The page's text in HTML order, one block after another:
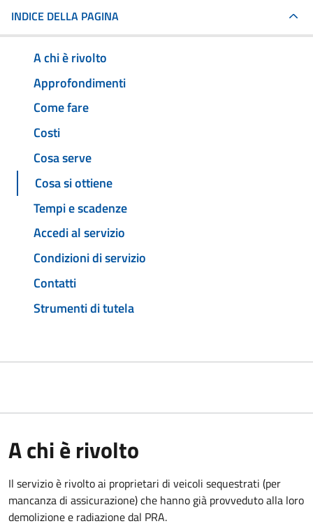
INDICE DELLA PAGINA
A chi è rivolto
Approfondimenti
Come fare
Costi
Cosa serve
Cosa si ottiene
Tempi e scadenze
Accedi al servizio
Condizioni di servizio
Contatti
Strumenti di tutela
A chi è rivolto
Il servizio è rivolto ai proprietari di veicoli sequestrati (per
mancanza di assicurazione) che hanno già provveduto alla loro
demolizione e radiazione dal PRA.